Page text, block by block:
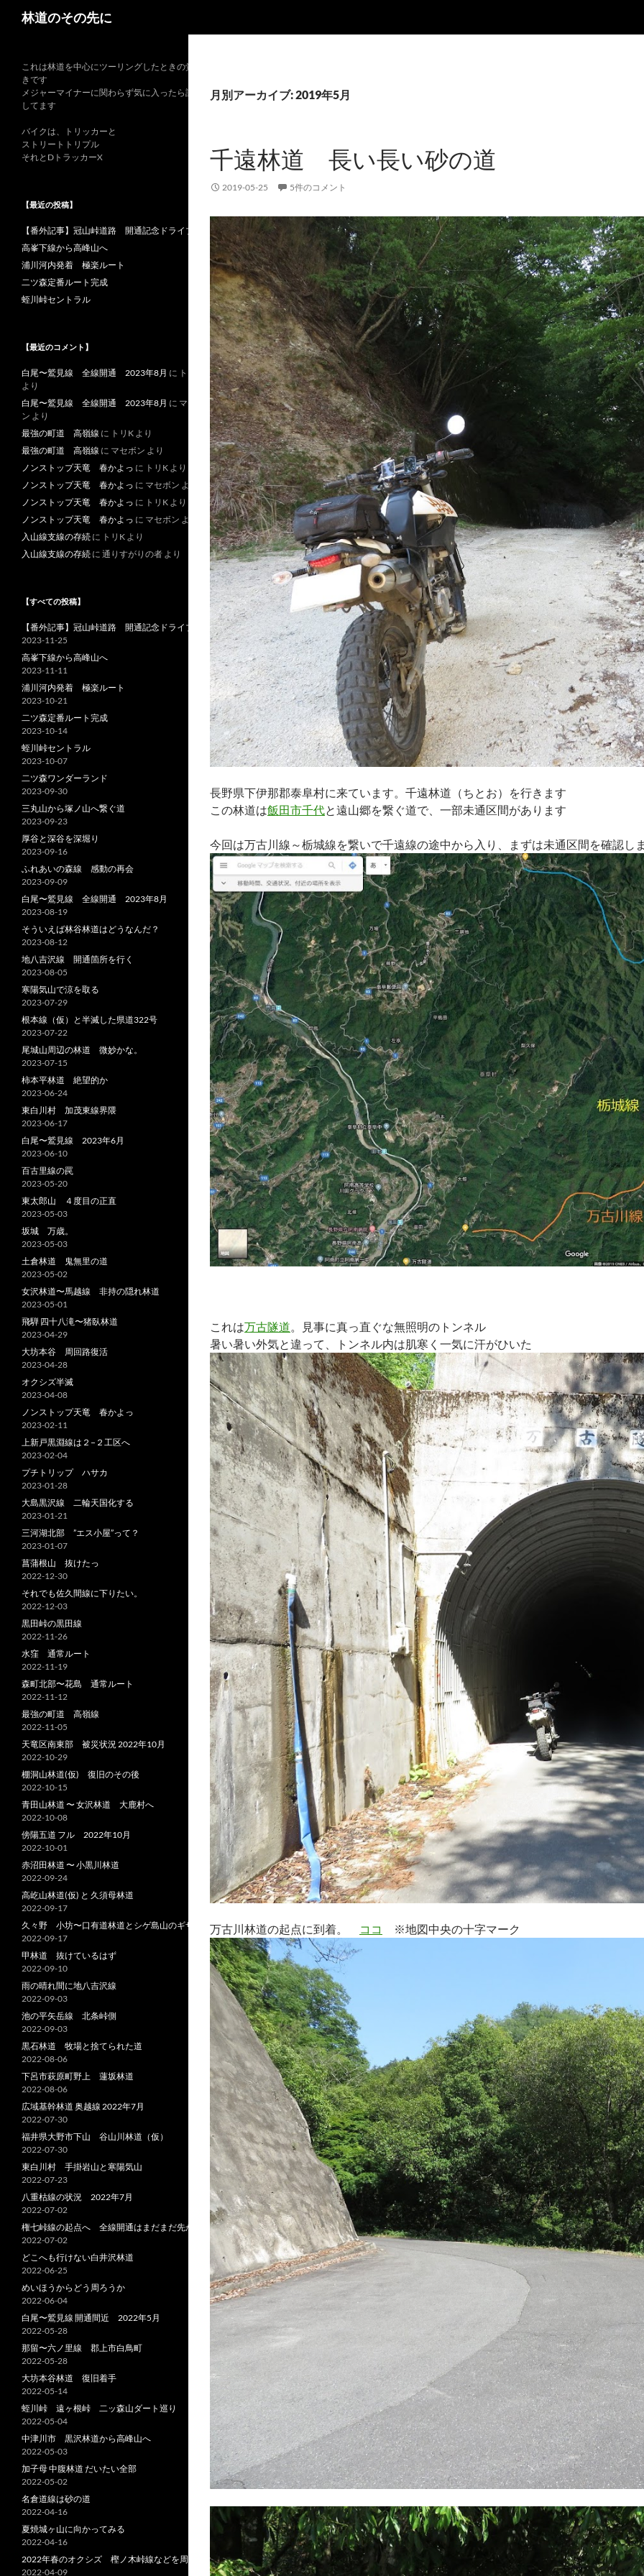
林道のその先に
月別アーカイブ: 2019年5月
千遠林道 長い長い砂の道
2019-05-25 5件のコメント
長野県下伊那郡泰阜村に来ています。千遠林道（ちとお）を行きます
この林道は飯田市千代と遠山郷を繋ぐ道で、一部未通区間があります
今回は万古川線～栃城線を繋いで千遠線の途中から入り、まずは未通区間を確認し
これは万古隧道。見事に真っ直ぐな無照明のトンネル
暑い暑い外気と違って、トンネル内は肌寒く一気に汗がひいた
万古川林道の起点に到着。 ココ ※地図中央の十字マーク
これは林道を中心にツーリングしたときの覚書
きです
メジャーマイナーに関わらず気に入ったら記録
してます
バイクは、トリッカーと
ストリートトリプル
それとDトラッカーX
【最近の投稿】
【番外記事】冠山峠道路 開通記念ドライブ
高峯下線から高峰山へ
浦川河内発着 極楽ルート
二ツ森定番ルート完成
蛭川峠セントラル
【最近のコメント】
白尾〜鷲見線 全線開通 2023年8月 に トリK
より
白尾〜鷲見線 全線開通 2023年8月 に マセボ
ン より
最強の町道 高嶺線 に トリK より
最強の町道 高嶺線 に マセボン より
ノンストップ天竜 春かよっ に トリK より
ノンストップ天竜 春かよっ に マセボン より
ノンストップ天竜 春かよっ に トリK より
ノンストップ天竜 春かよっ に マセボン より
入山線支線の存続 に トリK より
入山線支線の存続 に 通りすがりの者 より
【すべての投稿】
【番外記事】冠山峠道路 開通記念ドライブ
2023-11-25
高峯下線から高峰山へ
2023-11-11
浦川河内発着 極楽ルート
2023-10-21
二ツ森定番ルート完成
2023-10-14
蛭川峠セントラル
2023-10-07
二ツ森ワンダーランド
2023-09-30
三丸山から塚ノ山へ繋ぐ道
2023-09-23
厚谷と深谷を深堀り
2023-09-16
ふれあいの森線 感動の再会
2023-09-09
白尾〜鷲見線 全線開通 2023年8月
2023-08-19
そういえば林谷林道はどうなんだ？
2023-08-12
地八吉沢線 開通箇所を行く
2023-08-05
寒陽気山で涼を取る
2023-07-29
根本線（仮）と半滅した県道322号
2023-07-22
尾城山周辺の林道 微妙かな。
2023-07-15
柿本平林道 絶望的か
2023-06-24
東白川村 加茂東線界隈
2023-06-17
白尾〜鷲見線 2023年6月
2023-06-10
百古里線の罠
2023-05-20
東太郎山 ４度目の正直
2023-05-03
坂城 万歳。
2023-05-03
土倉林道 鬼無里の道
2023-05-02
女沢林道〜馬越線 非持の隠れ林道
2023-05-01
飛騨 四十八滝〜猪臥林道
2023-04-29
大坊本谷 周回路復活
2023-04-28
オクシズ半滅
2023-04-08
ノンストップ天竜 春かよっ
2023-02-11
上新戸黒淵線は２−２工区へ
2023-02-04
プチトリップ ハサカ
2023-01-28
大島黒沢線 二輪天国化する
2023-01-21
三河湖北部 ”エス小屋”って？
2023-01-07
菖蒲根山 抜けたっ
2022-12-30
それでも佐久間線に下りたい。
2022-12-03
黒田峠の黒田線
2022-11-26
水窪 通常ルート
2022-11-19
森町北部〜花島 通常ルート
2022-11-12
最強の町道 高嶺線
2022-11-05
天竜区南東部 被災状況 2022年10月
2022-10-29
棚洞山林道(仮) 復旧のその後
2022-10-15
青田山林道 〜 女沢林道 大鹿村へ
2022-10-08
傍陽五道 フル 2022年10月
2022-10-01
赤沼田林道 〜 小黒川林道
2022-09-24
高屹山林道(仮) と 久須母林道
2022-09-17
久々野 小坊〜口有道林道とシゲ島山のギザ
2022-09-17
甲林道 抜けているはず
2022-09-10
雨の晴れ間に地八吉沢線
2022-09-03
池の平矢岳線 北条峠側
2022-09-03
黒石林道 牧場と捨てられた道
2022-08-06
下呂市萩原町野上 蓮坂林道
2022-08-06
広域基幹林道 奥越線 2022年7月
2022-07-30
福井県大野市下山 谷山川林道（仮）
2022-07-30
東白川村 手掛岩山と寒陽気山
2022-07-23
八重枯線の状況 2022年7月
2022-07-02
権七峠線の起点へ 全線開通はまだまだ先か
2022-07-02
どこへも行けない白井沢林道
2022-06-25
めいほうからどう周ろうか
2022-06-04
白尾〜鷲見線 開通間近 2022年5月
2022-05-28
那留〜六ノ里線 郡上市白鳥町
2022-05-28
大坊本谷林道 復旧着手
2022-05-14
蛭川峠 遠ヶ根峠 二ッ森山ダート巡り
2022-05-04
中津川市 黒沢林道から高峰山へ
2022-05-03
加子母 中腹林道 だいたい全部
2022-05-02
名倉道線は砂の道
2022-04-16
夏焼城ヶ山に向かってみる
2022-04-16
2022年春のオクシズ 樫ノ木峠線などを周る
2022-04-09